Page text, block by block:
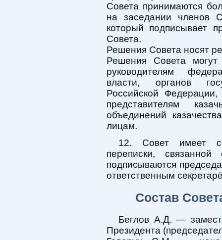
Совета принимаются
на заседании членов
который подписывает
Совета.
Решения Совета носят
Решения Совета
руководителям
власти, органов
Российской
представителям
объединений
лицам.
12. Совет имеет
переписки,
подписываются
ответственным
Состав
Беглов А.Д. —
Президента